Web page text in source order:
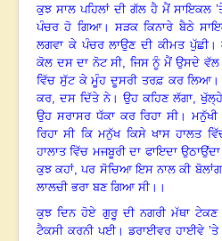
ਕੁਝ ਸਾਲ ਪਹਿਲਾਂ ਦੀ ਗੱਲ ਹੈ ਮੈਂ ਸਾਇਕਲ
ਪੰਚਰ ਹੋ ਗਿਆ।ਸੜਕ ਕਿਨਾਰੇ ਬੈਠੇ
ਲਗਵਾ ਕੇ ਪੰਚਰ ਲਾਉਣ ਦੀ ਕੀਮਤ ਪੁੱਛੀ।
ਕੋਲ ਦਸ ਦਾ ਨੋਟ ਸੀ, ਜਿਸ ਨੂੰ ਮੈਂ ਉਸਦੇ ਵੱਲ
ਵਿੱਚ ਸੁੱਟ ਕੇ ਮੂੰਹ ਦੂਸਰੀ ਤਰਫ਼ ਕਰ ਲਿਆ
ਕਰ, ਦਸ ਦਿੱਤੇ ਨੇ। ਉਹ ਕਹਿਣ ਲੱਗਾ,
ਉਹ ਸਰਾਸਰ ਧੱਕਾ ਕਰ ਰਿਹਾ ਸੀ।ਮਨੁੱਖੀ
ਰਿਹਾ ਸੀ ਕਿ ਮਨੁੱਖ ਕਿਸੇ ਖਾਸ ਹਾਲਤ
ਹਾਲਾਤ ਵਿੱਚ ਮਜਬੂਰੀ ਦਾ ਫਾਇਦਾ
ਕੁਝ ਕਹਾਂ,ਪਰ ਸੋਚਿਆ ਇਸ ਨਾਲ ਕੀ
ਲਾਲਚੀ ਭਰਾ ਬਣ ਗਿਆ ਸੀ।।
ਕੁਝ ਦਿਨ ਹੋਏ ਗੁਰੂ ਦੀ ਨਗਰੀ ਮੱਥਾ
ਟੈਕਸੀ ਕਰਨੀ ਪਈ। ਡਰਾਈਵਰ ਹਾਈਵੇ